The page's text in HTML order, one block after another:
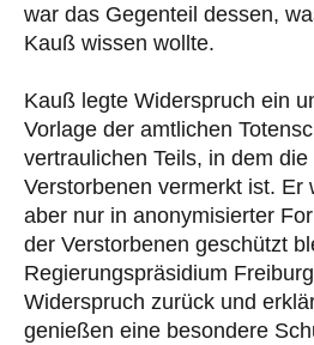
war das Gegenteil dessen,
Kauß wissen wollte.
Kauß legte Widerspruch ein
Vorlage der amtlichen
vertraulichen Teils, in dem
Verstorbenen vermerkt ist. Er
aber nur in anonymisierter
der Verstorbenen geschützt
Regierungspräsidium
Widerspruch zurück und
genießen eine besondere